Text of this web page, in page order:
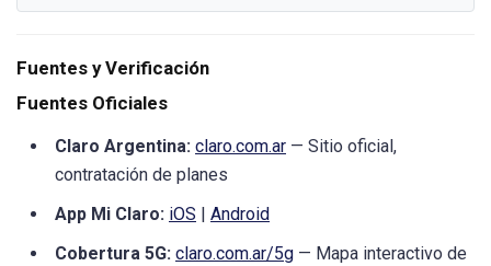
Fuentes y Verificación
Fuentes Oficiales
Claro Argentina: claro.com.ar — Sitio oficial,
contratación de planes
App Mi Claro: iOS | Android
Cobertura 5G: claro.com.ar/5g — Mapa interactivo de